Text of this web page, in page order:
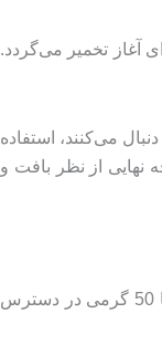
آغاز تخمیر می‌گردد.
دنبال می‌کنند، استفاده
نهایی از نظر بافت و
خمیرمایه تر یا فشرده با رطوبت بالای 70 درصد و تعداد بیشتری از سلول‌های زنده مخمر، به‌عنوان یکی از بهترین خمیرمایه‌ ها شناخته می‌شود. این نوع خمیرمایه معمولاً در بلوک‌های 20 تا 50 گرمی در دسترس